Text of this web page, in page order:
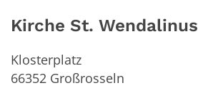
Kirche St. Wendalinus
Klosterplatz
66352 Großrosseln